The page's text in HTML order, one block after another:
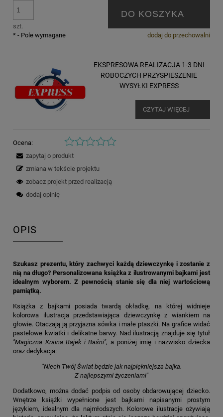
szt.
DO KOSZYKA
dodaj do przechowalni
* - Pole wymagane
EKSPRESOWA REALIZACJA 1-3 DNI
ROBOCZYCH PRZYSPIESZENIE
WYSYŁKI EXPRESS
CZYTAJ WIĘCEJ
Ocena:
zapytaj o produkt
zmiana w tekście projektu
zobacz projekt przed realizacją
dodaj opinię
OPIS
Szukasz prezentu, który zachwyci każdą dziewczynkę i zostanie z
nią na długo? Personalizowana książka z ilustrowanymi bajkami jest
idealnym wyborem. Z pewnością stanie się dla niej wartościową
pamiątką.
Książka z bajkami posiada twardą okładkę, na której widnieje
kolorowa ilustracja przedstawiająca dziewczynkę z wiankiem na
głowie. Otaczają ją przyjazna sówka i małe ptaszki. Na grafice widać
pastelowe kwiatki i delikatne barwy. Nad ilustracją znajduje się tytuł
"Magiczna Kraina Bajek i Baśni", a poniżej imię i nazwisko dziecka
oraz dedykacja:
"Niech Twój Świat będzie jak najpiękniejsza bajka.
Z najlepszymi życzeniami"
Dodatkowo, można dodać podpis od osoby obdarowującej dziecko.
Wnętrze książki wypełnione jest bajkami napisanymi prostym
językiem, idealnym dla najmłodszych. Kolorowe ilustracje ożywiają